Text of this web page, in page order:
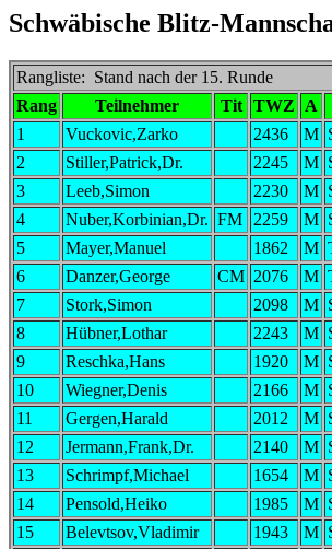
Schwäbische Blitz-
Rangliste: Stand nach der 15. Runde
Rang
Teilnehmer Tit TWZ A
1
Vuckovic,Zarko 2436 M
2
Stiller,Patrick,Dr. 2245 M
3
Leeb,Simon 2230 M
4
Nuber,Korbinian,Dr. FM 2259 M
5
Mayer,Manuel 1862 M
6
Danzer,George CM 2076 M
7
Stork,Simon 2098 M
8
Hübner,Lothar 2243 M
9
Reschka,Hans 1920 M
10
Wiegner,Denis 2166 M
11
Gergen,Harald 2012 M
12
Jermann,Frank,Dr. 2140 M
13
Schrimpf,Michael 1654 M
14
Pensold,Heiko 1985 M
15
Belevtsov,Vladimir 1943 M